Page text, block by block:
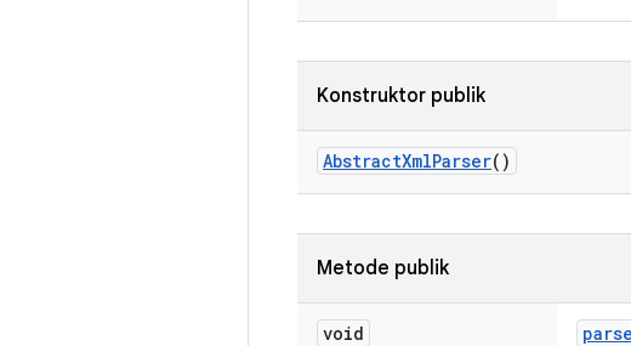
Konstruktor publik
AbstractXmlParser()
Metode publik
void parse